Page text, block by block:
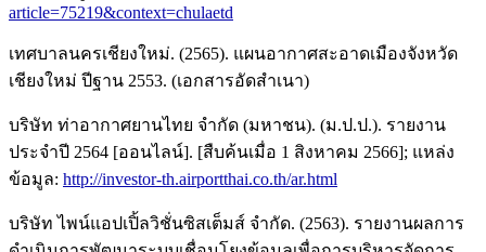
article=75219&context=chulaetd
เทศบาลนครเชียงใหม่. (2565). แผนอากาศสะอาดเมืองจังหวัด
เชียงใหม่ ปีฐาน 2553. (เอกสารอัดสำเนา)
บริษัท ท่าอากาศยานไทย จำกัด (มหาชน). (ม.ป.ป.). รายงาน
ประจำปี 2564 [ออนไลน์]. [สืบค้นเมื่อ 1 สิงหาคม 2566]; แหล่ง
ข้อมูล: http://investor-th.airportthai.co.th/ar.html
บริษัท ไพน์แอปเปิ้ลวิชั่นซิสเต็มส์ จำกัด. (2563). รายงานผลการ